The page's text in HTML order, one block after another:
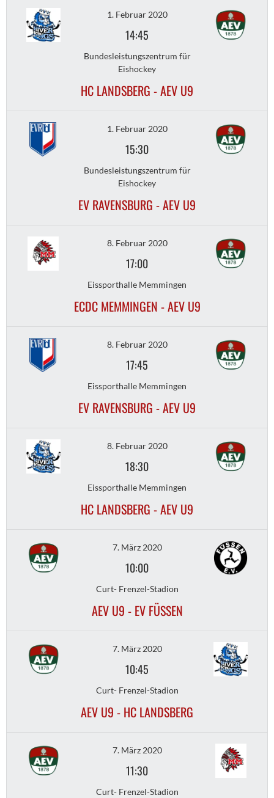
1. Februar 2020
14:45
Bundesleistungszentrum für
Eishockey
HC LANDSBERG - AEV U9
1. Februar 2020
15:30
Bundesleistungszentrum für
Eishockey
EV RAVENSBURG - AEV U9
8. Februar 2020
17:00
Eissporthalle Memmingen
ECDC MEMMINGEN - AEV U9
8. Februar 2020
17:45
Eissporthalle Memmingen
EV RAVENSBURG - AEV U9
8. Februar 2020
18:30
Eissporthalle Memmingen
HC LANDSBERG - AEV U9
7. März 2020
10:00
Curt- Frenzel-Stadion
AEV U9 - EV FÜSSEN
7. März 2020
10:45
Curt- Frenzel-Stadion
AEV U9 - HC LANDSBERG
7. März 2020
11:30
Curt- Frenzel-Stadion